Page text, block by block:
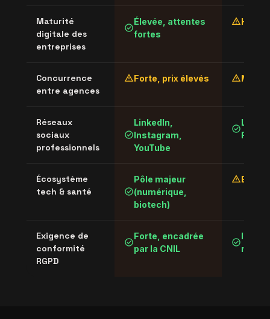
Maturité
digitale des
entreprises
check_circle
Élevée, attentes
fortes
warning
Concurrence
entre agences
warningForte, prix élevés warning
Réseaux
sociaux
professionnels
check_circle
LinkedIn,
Instagram,
YouTube
check_circle
Écosystème
tech & santé
check_circle
Pôle majeur
(numérique,
biotech)
warningEn
Exigence de
conformité
RGPD
check_circle
Forte, encadrée
par la CNIL
check_circle